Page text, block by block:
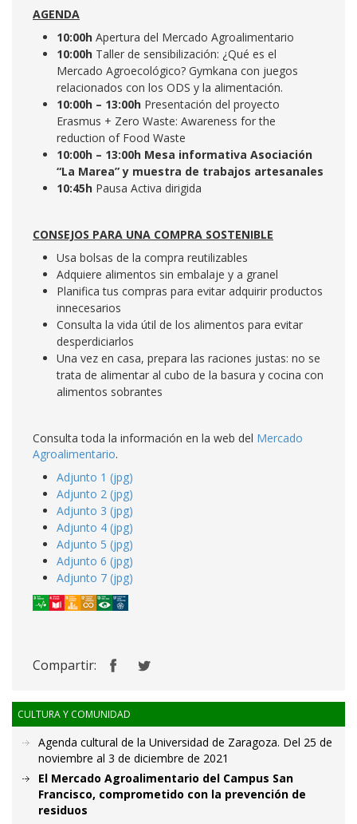
AGENDA
10:00h Apertura del Mercado Agroalimentario
10:00h Taller de sensibilización: ¿Qué es el
Mercado Agroecológico? Gymkana con juegos
relacionados con los ODS y la alimentación.
10:00h – 13:00h Presentación del proyecto
Erasmus + Zero Waste: Awareness for the
reduction of Food Waste
10:00h – 13:00h Mesa informativa Asociación
“La Marea” y muestra de trabajos artesanales
10:45h Pausa Activa dirigida
CONSEJOS PARA UNA COMPRA SOSTENIBLE
Usa bolsas de la compra reutilizables
Adquiere alimentos sin embalaje y a granel
Planifica tus compras para evitar adquirir productos
innecesarios
Consulta la vida útil de los alimentos para evitar
desperdiciarlos
Una vez en casa, prepara las raciones justas: no se
trata de alimentar al cubo de la basura y cocina con
alimentos sobrantes
Consulta toda la información en la web del Mercado
Agroalimentario.
Adjunto 1 (jpg)
Adjunto 2 (jpg)
Adjunto 3 (jpg)
Adjunto 4 (jpg)
Adjunto 5 (jpg)
Adjunto 6 (jpg)
Adjunto 7 (jpg)
Compartir:
CULTURA Y COMUNIDAD
Agenda cultural de la Universidad de Zaragoza. Del 25 de
noviembre al 3 de diciembre de 2021
El Mercado Agroalimentario del Campus San
Francisco, comprometido con la prevención de
residuos